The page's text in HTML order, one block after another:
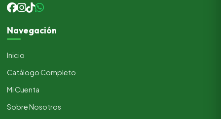
Navegación
Inicio
Catálogo Completo
Mi Cuenta
Sobre Nosotros